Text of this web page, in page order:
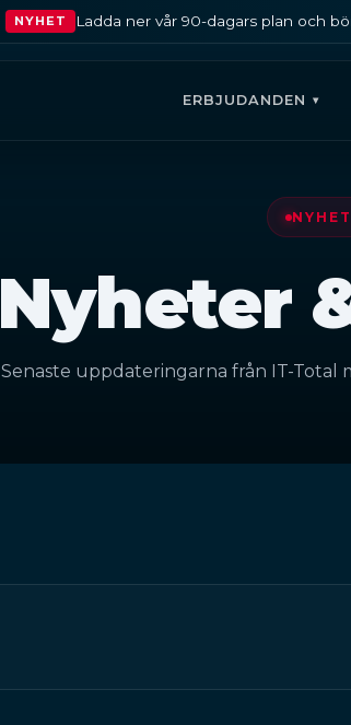
NYHET Ladda ner vår 90-dagars plan och
ERBJUDANDEN
Nyheter
Senaste uppdateringarna från IT-